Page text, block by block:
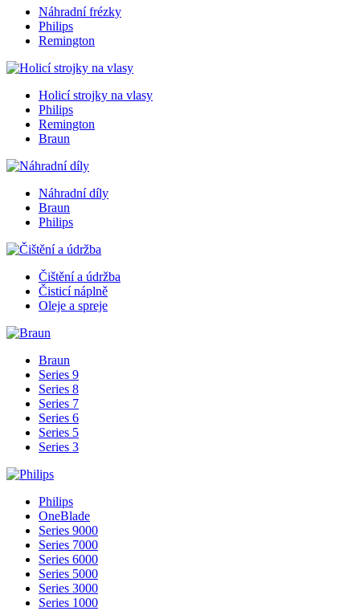
Náhradní frézky
Philips
Remington
Holicí strojky na vlasy
Philips
Remington
Braun
Náhradní díly
Braun
Philips
Čištění a údržba
Čisticí náplně
Oleje a spreje
Braun
Series 9
Series 8
Series 7
Series 6
Series 5
Series 3
Philips
OneBlade
Series 9000
Series 7000
Series 6000
Series 5000
Series 3000
Series 1000